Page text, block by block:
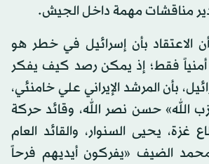
مناقشات مهمة داخل الجيش.
أن الاعتقاد بأن إسرائيل في خطر هو
أمنياً فقط؛ إذ يمكن رصد كيف يفكر
بأن المرشد الإيراني علي خامنئي،
الله» حسن نصر الله، وقائد حركة
يحيى السنوار، والقائد العام
الضيف «يفركون أيديهم فرحاً